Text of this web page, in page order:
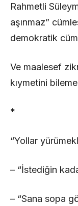
Rahmetli
aşınmaz”
demokratik
Ve maalesef
kıymetini
*
“Yollar
– “İstediğin
– “Sana sopa